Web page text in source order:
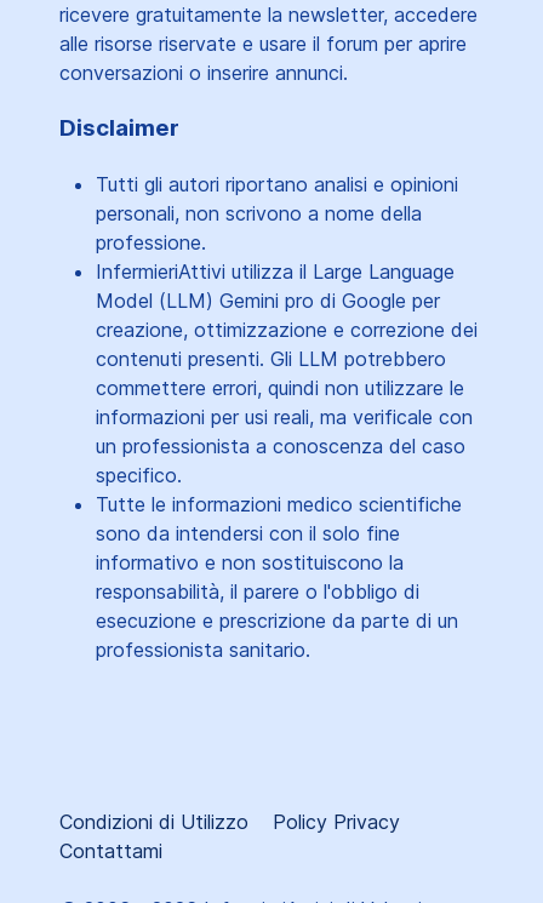
ricevere gratuitamente la newsletter, accedere
alle risorse riservate e usare il forum per aprire
conversazioni o inserire annunci.
Disclaimer
Tutti gli autori riportano analisi e opinioni
personali, non scrivono a nome della
professione.
InfermieriAttivi utilizza il Large Language
Model (LLM) Gemini pro di Google per
creazione, ottimizzazione e correzione dei
contenuti presenti. Gli LLM potrebbero
commettere errori, quindi non utilizzare le
informazioni per usi reali, ma verificale con
un professionista a conoscenza del caso
specifico.
Tutte le informazioni medico scientifiche
sono da intendersi con il solo fine
informativo e non sostituiscono la
responsabilità, il parere o l'obbligo di
esecuzione e prescrizione da parte di un
professionista sanitario.
Condizioni di Utilizzo
Policy Privacy
Contattami